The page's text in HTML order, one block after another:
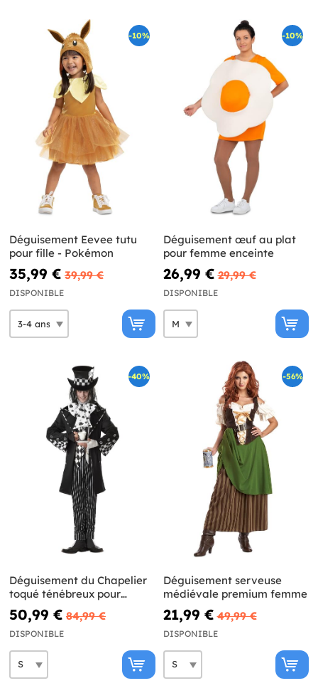
-10%
Déguisement Eevee tutu
pour fille - Pokémon
35,99 € 39,99 €
DISPONIBLE
-10%
Déguisement œuf au plat
pour femme enceinte
26,99 € 29,99 €
DISPONIBLE
-40%
Déguisement du Chapelier
toqué ténébreux pour
homme
50,99 € 84,99 €
DISPONIBLE
-56%
Déguisement serveuse
médiévale premium femme
21,99 € 49,99 €
DISPONIBLE